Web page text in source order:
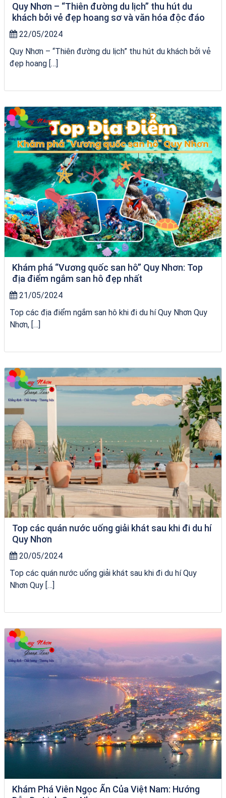
Quy Nhơn – “Thiên đường du lịch” thu hút du
khách bởi vẻ đẹp hoang sơ và văn hóa độc đáo
22/05/2024
Quy Nhơn – “Thiên đường du lịch” thu hút du khách bởi vẻ
đẹp hoang […]
Homestay Đẹp Tại Măng Đen
Khám phá “Vương quốc san hô” Quy Nhơn: Top
địa điểm ngắm san hô đẹp nhất
21/05/2024
Top các địa điểm ngắm san hô khi đi du hí Quy Nhơn Quy
Nhơn, […]
Homestay Đẹp Tại Măng Đen
Top các quán nước uống giải khát sau khi đi du hí
Quy Nhơn
20/05/2024
Top các quán nước uống giải khát sau khi đi du hí Quy
Nhơn Quy […]
Khám Phá Viên Ngọc Ẩn Của Việt Nam: Hướng